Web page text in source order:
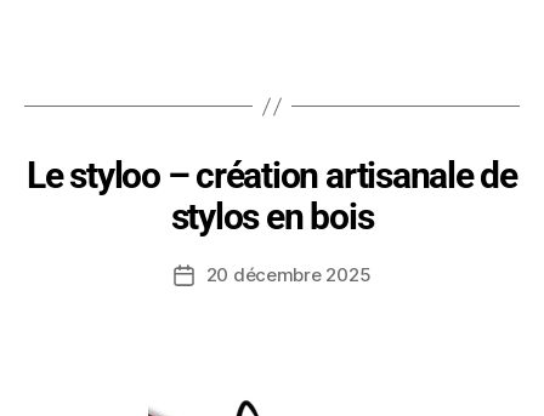
Le styloo – création artisanale de
stylos en bois
20 décembre 2025